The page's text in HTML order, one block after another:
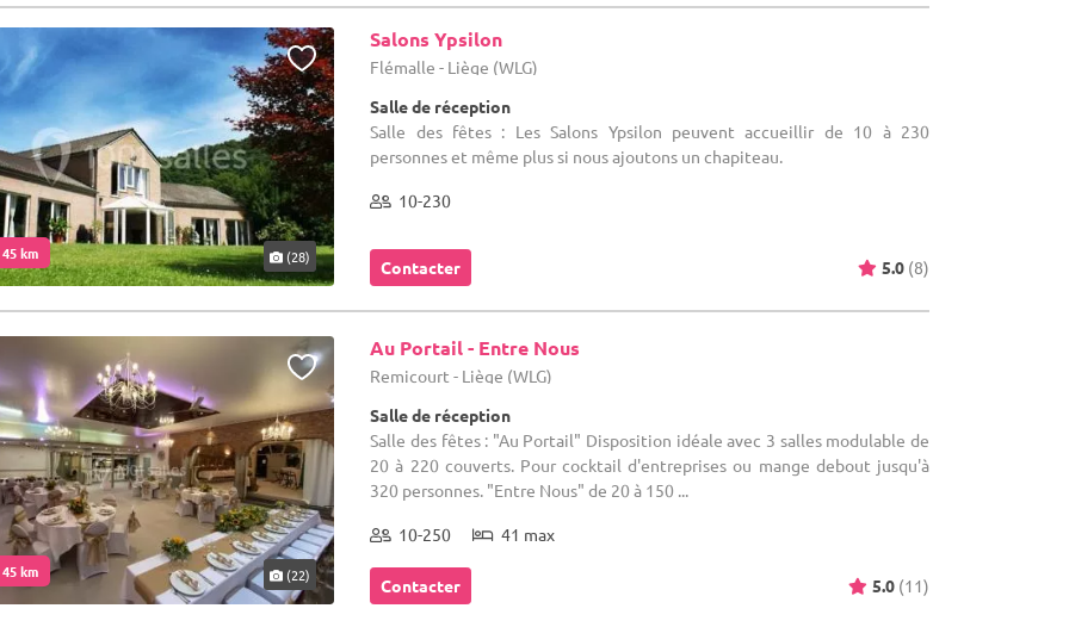
km (28)
Salons Ypsilon
Flémalle - Liège (WLG)
Salle de réception
Salle des fêtes : Les Salons Ypsilon peuvent accueillir de 10 à 230
personnes et même plus si nous ajoutons un chapiteau.
10-230
Contacter 5.0 (8)
km (22)
Au Portail - Entre Nous
Remicourt - Liège (WLG)
Salle de réception
Salle des fêtes : "Au Portail" Disposition idéale avec 3 salles modulable de
20 à 220 couverts. Pour cocktail d'entreprises ou mange debout jusqu'à
320 personnes. "Entre Nous" de 20 à 150 ...
10-250 41 max
Contacter 5.0 (11)